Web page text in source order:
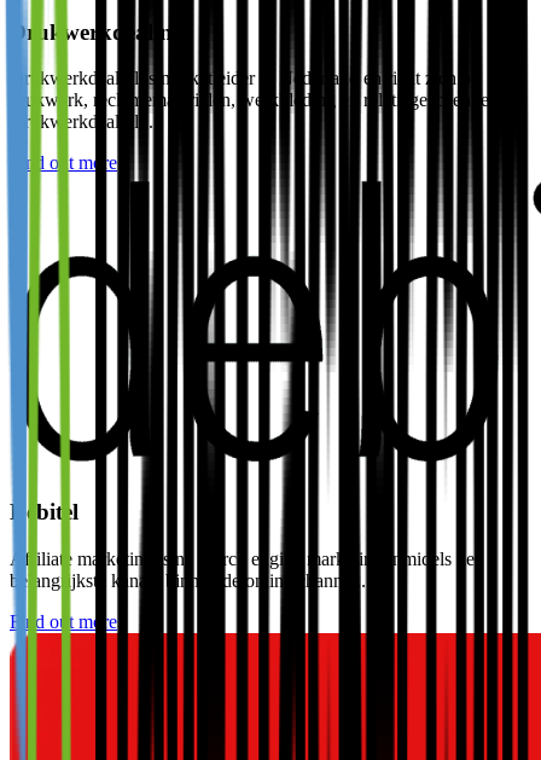
Drukwerkdeal.nl
Drukwerkdeal.nl is marketleider in Nederland en richt zich op
drukwerk, reclamematerialen, werkkleding en relatiegeschenken.
Drukwerkdeal.nl...
Find out more
Debitel
Affiliate marketing is na search engine marketing inmidels het
belangrijkste kanaal binnen de online channel...
Find out more